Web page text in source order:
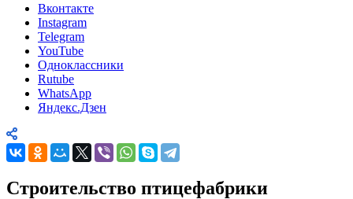
Вконтакте
Instagram
Telegram
YouTube
Одноклассники
Rutube
WhatsApp
Яндекс.Дзен
Строительство птицефабрики